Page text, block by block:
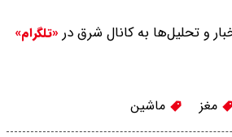
و تحلیل‌ها به کانال شرق در «تلگرام»
مغز ماشین